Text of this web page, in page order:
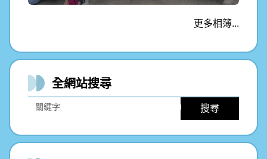
更多相簿...
全網站搜尋
搜尋